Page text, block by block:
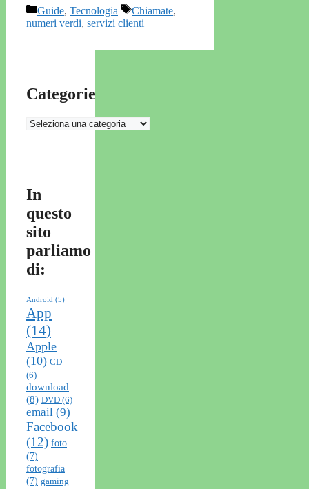
Categorie
Guide, Tecnologia Tag
Chiamate,
numeri verdi, servizi clienti
Categorie
Categorie
In
questo
sito
parliamo
di:
Android (5)
App
(14)
Apple
(10) CD
(6)
download
(8) DVD (6)
email (9)
Facebook
(12) foto
(7)
fotografia
(7) gaming